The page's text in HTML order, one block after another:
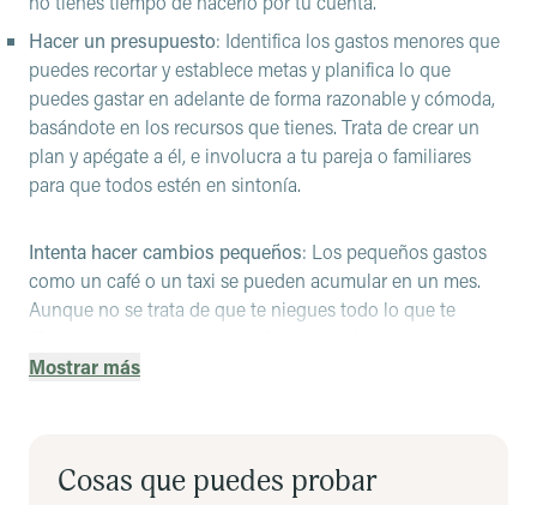
Hacer un presupuesto: Identifica los gastos menores que
puedes recortar y establece metas y planifica lo que
puedes gastar en adelante de forma razonable y cómoda,
basándote en los recursos que tienes. Trata de crear un
plan y apégate a él, e involucra a tu pareja o familiares
para que todos estén en sintonía.
Intenta hacer cambios pequeños: Los pequeños gastos
como un café o un taxi se pueden acumular en un mes.
Aunque no se trata de que te niegues todo lo que te
son esenciales.
presupuesto. Trata de establecer la regla de esperar antes
Mostrar más
Cosas que puedes probar